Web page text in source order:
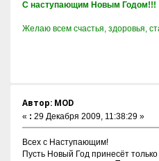
C наступающим Новым Годом!!!
Желаю всем счастья, здоровья,
Автор: MOD
« : 29 Декабря 2009, 11:38:29 »
Всех с Наступающим!
Пусть Новый Год принесёт только